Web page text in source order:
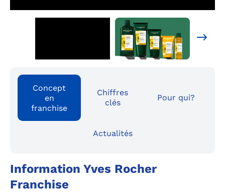
Concept
en
franchise
Chiffres
clés
Pour qui?
Actualités
Information Yves Rocher
Franchise